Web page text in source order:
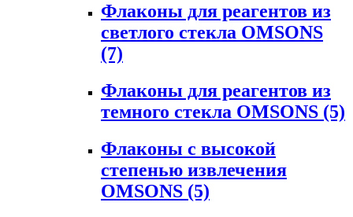
Флаконы для реагентов из
светлого стекла OMSONS
(7)
Флаконы для реагентов из
темного стекла OMSONS (5)
Флаконы с высокой
степенью извлечения
OMSONS (5)